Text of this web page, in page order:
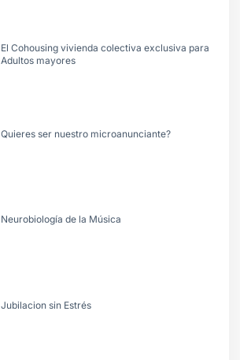
El Cohousing vivienda colectiva exclusiva para
Adultos mayores
Quieres ser nuestro microanunciante?
Neurobiología de la Música
Jubilacion sin Estrés